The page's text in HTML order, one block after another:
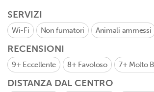
SERVIZI
Wi-Fi Non fumatori Animali ammessi
RECENSIONI
9+ Eccellente 8+ Favoloso 7+ Molto
DISTANZA DAL CENTRO